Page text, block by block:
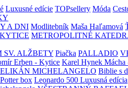
Luxusné edície TOPsellery Móda
A DNI Modlitebník Maša Haľamová
KYTICE METROPOLITNÉ
SV. ALŽBETY Piačka PALLADIO
Erben - Kytice Karel Hynek Mácha
MICHELANGELO Biblie s
box Leonardo 500 Luxusná edícia